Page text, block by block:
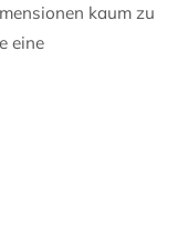
kaum zu
eine